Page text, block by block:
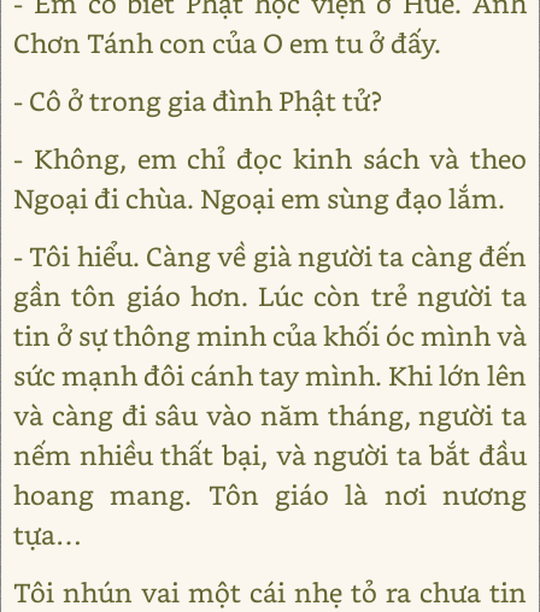
Chơn Tánh con của O em tu ở đấy.
- Cô ở trong gia đình Phật tử?
- Không, em chỉ đọc kinh sách và theo
Ngoại đi chùa. Ngoại em sùng đạo lắm.
- Tôi hiểu. Càng về già người ta càng đến
gần tôn giáo hơn. Lúc còn trẻ người ta
tin ở sự thông minh của khối óc mình và
sức mạnh đôi cánh tay mình. Khi lớn lên
và càng đi sâu vào năm tháng, người ta
nếm nhiều thất bại, và người ta bắt đầu
hoang mang. Tôn giáo là nơi nương
tựa…
Tôi nhún vai một cái nhẹ tỏ ra chưa tin